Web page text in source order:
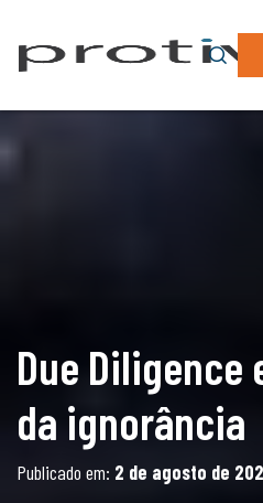
Due Diligence
da ignorância
Publicado em: 2 de agosto de